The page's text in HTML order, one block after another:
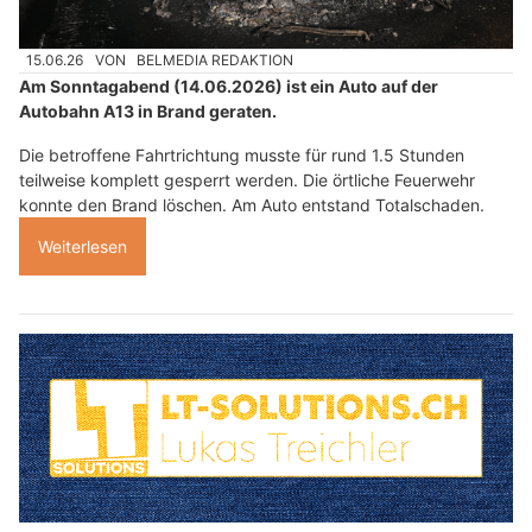
15.06.26 VON BELMEDIA REDAKTION
Am Sonntagabend (14.06.2026) ist ein Auto auf der
Autobahn A13 in Brand geraten.
Die betroffene Fahrtrichtung musste für rund 1.5 Stunden
teilweise komplett gesperrt werden. Die örtliche Feuerwehr
konnte den Brand löschen. Am Auto entstand Totalschaden.
Weiterlesen